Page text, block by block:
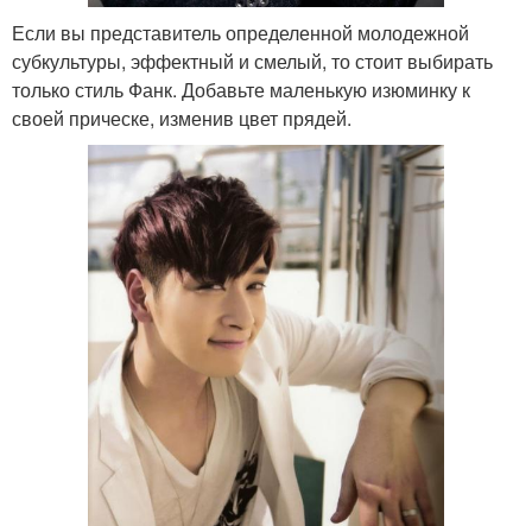
Если вы представитель определенной молодежной
субкультуры, эффектный и смелый, то стоит выбирать
только стиль Фанк. Добавьте маленькую изюминку к
своей прическе, изменив цвет прядей.